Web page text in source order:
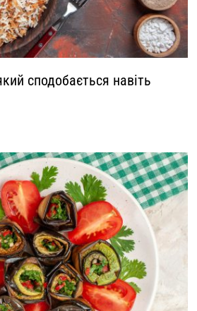
сподобається навіть